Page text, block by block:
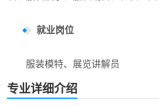
就业岗位
服装模特、展览讲解员
专业详细介绍